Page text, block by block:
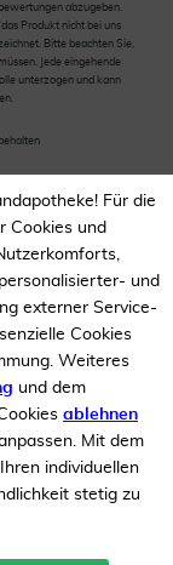
abzugeben.
Produkt nicht bei uns
Bitte beachten Sie,
Jede eingehende
unterzogen und kann
Für die
Cookies und
und
externer Service-
Cookies
Weiteres
und dem
ablehnen
Mit dem
individuellen
stetig zu